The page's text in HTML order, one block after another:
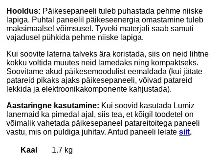
Hooldus: Päikesepaneeli tuleb puhastada pehme niiske
lapiga. Puhtal paneelil päikeseenergia omastamine tuleb
maksimaalsel võimsusel. Tyveki materjali saab samuti
vajadusel pühkida pehme niiske lapiga.
Kui soovite laterna talveks ära koristada, siis on neid lihtne
kokku voltida muutes neid lamedaks ning kompaktseks.
Soovitame akud päikesemoodulist eemaldada (kui jätate
patareid pikaks ajaks päikesepaneeli, võivad patareid
lekkida ja elektroonikakomponente kahjustada).
Aastaringne kasutamine: Kui soovid kasutada Lumiz
lanernaid ka pimedal ajal, siis tea, et kõigil toodetel on
võimalik vahetada päikesepaneel patareitoitega paneeli
vastu, mis on puldiga juhitav. Antud paneeli leiate siit.
Kaal
1.7 kg